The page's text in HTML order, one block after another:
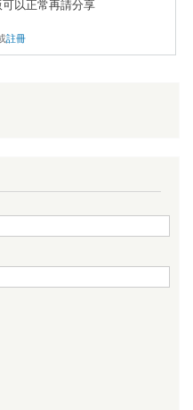
以正常再請分享
註冊